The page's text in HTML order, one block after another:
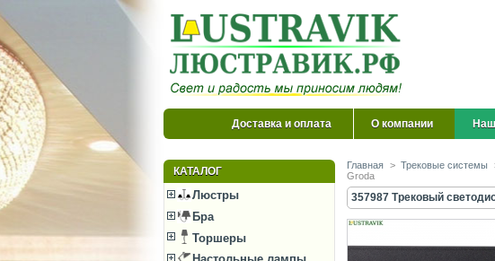
Доставка и оплата О компании
КАТАЛОГ
Люстры
Бра
Торшеры
Главная > Трековые системы
Groda
357987 Трековый